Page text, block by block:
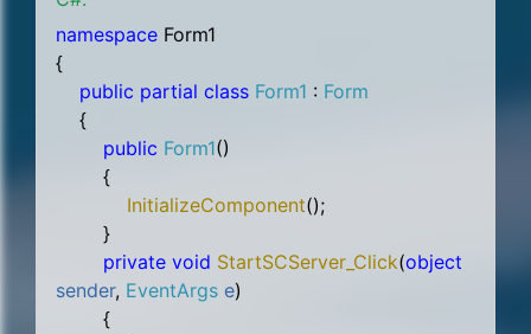
namespace Form1
{
public partial class Form1 : Form
{
public Form1()
{
InitializeComponent();
}
private void StartSCServer_Click(object
sender, EventArgs e)
{